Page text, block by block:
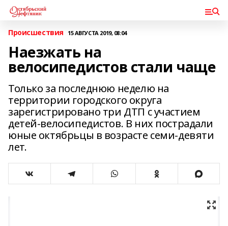
Происшествия 15 АВГУСТА 2019, 08:04
Наезжать на
велосипедистов стали чаще
Только за последнюю неделю на
территории городского округа
зарегистрировано три ДТП с участием
детей-велосипедистов. В них пострадали
юные октябрьцы в возрасте семи-девяти
лет.